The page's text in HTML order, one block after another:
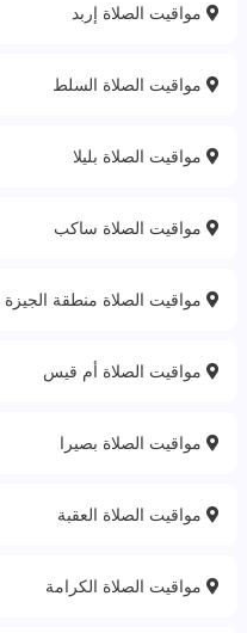
مواقيت الصلاة إربد
مواقيت الصلاة السلط
مواقيت الصلاة بليلا
مواقيت الصلاة ساكب
مواقيت الصلاة منطقة الجيزة
مواقيت الصلاة أم قيس
مواقيت الصلاة بصيرا
مواقيت الصلاة العقبة
مواقيت الصلاة الكرامة